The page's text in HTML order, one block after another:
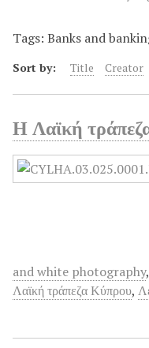
Tags: Banks and
Sort by: Title Creator
Η Λαϊκή
and white photography,
Λαϊκή τράπεζα Κύπρου,